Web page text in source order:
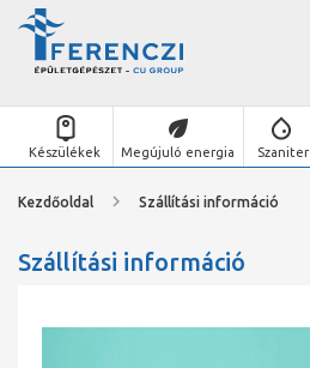
Készülékek Megújuló energia Szaniter
Kezdőoldal Szállítási információ
Szállítási információ